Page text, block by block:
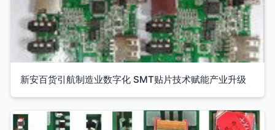
新安百货引航制造业数字化 SMT贴片技术赋能产业升级